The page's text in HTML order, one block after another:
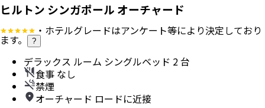
ヒルトン シンガポール オーチャード
・ホテルグレードはアンケート等により決定しており
ます。 ?
デラックス ルーム シングルベッド 2 台
食事 なし
禁煙
オーチャード ロードに近接